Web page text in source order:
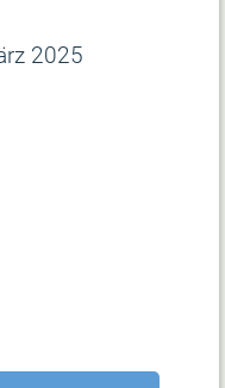
2025